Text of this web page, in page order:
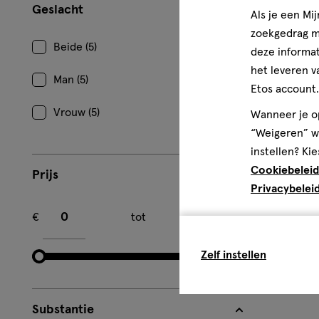
Geslacht
Beide (5)
Man (5)
Vrouw (5)
Prijs
€
tot
€
Substantie
capsule
60
Etos
2
Als je een
zoekgedrag
deze
het leveren
Etos account.
Wanneer je
“Weigeren”
instellen?
Cookiebeleid
Privacybeleid
Zelf instellen